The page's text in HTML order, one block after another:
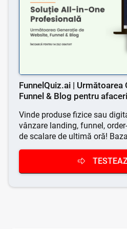
FunnelQuiz.ai | Următoarea
Funnel & Blog pentru afaceri
Vinde produse fizice sau
vânzare landing, funnel,
de scalare de ultimă oră!